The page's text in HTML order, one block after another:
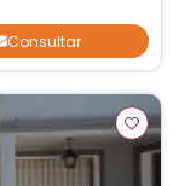
Consultar